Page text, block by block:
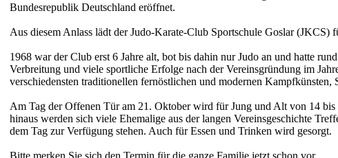
Bundesrepublik Deutschland eröffnet.
Aus diesem Anlass lädt der Judo-Karate-Club Sportschule Goslar (JKCS)
1968 war der Club erst 6 Jahre alt, bot bis dahin nur Judo an und hatte
Verbreitung und viele sportliche Erfolge nach der Vereinsgründung im
verschiedensten traditionellen fernöstlichen und modernen
Am Tag der Offenen Tür am 21. Oktober wird für Jung und Alt von 14
hinaus werden sich viele Ehemalige aus der langen Vereinsgeschichte
dem Tag zur Verfügung stehen. Auch für Essen und Trinken wird gesorgt.
Bitte merken Sie sich den Termin für die ganze Familie jetzt schon vor.